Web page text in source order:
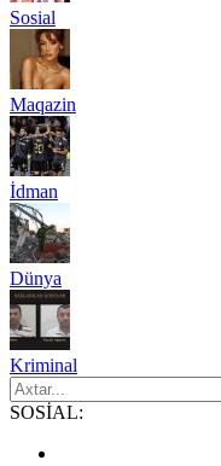
Sosial
Maqazin
İdman
Dünya
Kriminal
SOSİAL: